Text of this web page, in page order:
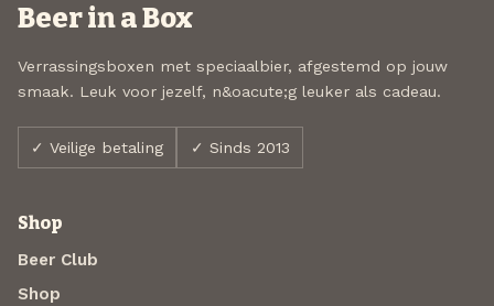
Beer in a Box
Verrassingsboxen met speciaalbier, afgestemd op jouw
smaak. Leuk voor jezelf, n&oacute;g leuker als cadeau.
✓ Veilige betaling ✓ Sinds 2013
Shop
Beer Club
Shop